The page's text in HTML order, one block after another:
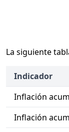
La siguiente
Indicador
Inflación
Inflación